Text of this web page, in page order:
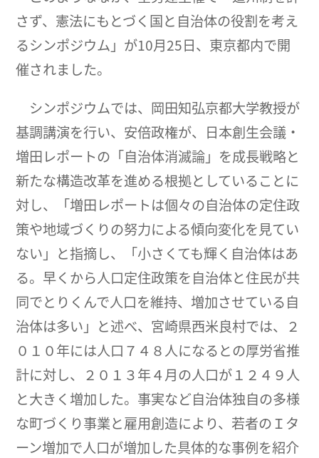
さず、憲法にもとづく国と自治体の役割を考え
るシンポジウム」が10月25日、東京都内で開
催されました。
シンポジウムでは、岡田知弘京都大学教授が
基調講演を行い、安倍政権が、日本創生会議・
増田レポートの「自治体消滅論」を成長戦略と
新たな構造改革を進める根拠としていることに
対し、「増田レポートは個々の自治体の定住政
策や地域づくりの努力による傾向変化を見てい
ない」と指摘し、「小さくても輝く自治体はあ
る。早くから人口定住政策を自治体と住民が共
同でとりくんで人口を維持、増加させている自
治体は多い」と述べ、宮崎県西米良村では、２
０１０年には人口７４８人になるとの厚労省推
計に対し、２０１３年４月の人口が１２４９人
と大きく増加した。事実など自治体独自の多様
な町づくり事業と雇用創造により、若者のＩタ
ーン増加で人口が増加した具体的な事例を紹介